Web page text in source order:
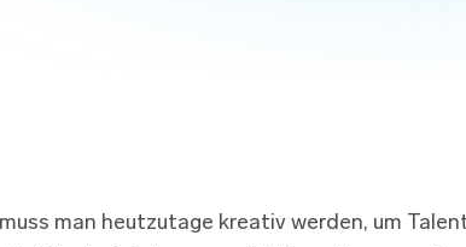
man heutzutage kreativ werden, um